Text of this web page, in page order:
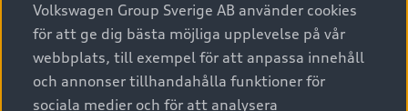
A6 modellerna
SUV
Avant
Privatleasing
Nya bilar i lager
Begagnade bilar i lager
Service & tillbehör
Audi digital services
Originaltillbehör - köp online
Tjänstebil
Tjänstebil
Om Audi Sverige
Volkswagen Group Sverige AB använder cookies
för att ge dig bästa möjliga upplevelse på vår
webbplats, till exempel för att anpassa innehåll
och annonser tillhandahålla funktioner för
sociala medier och för att analysera